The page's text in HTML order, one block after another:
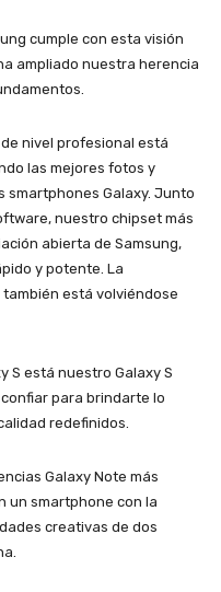
cumple con esta visión
ampliado nuestra herencia
nivel profesional está
las mejores fotos y
smartphones Galaxy. Junto
nuestro chipset más
abierta de Samsung,
y potente. La
está volviéndose
S está nuestro Galaxy S
para brindarte lo
redefinidos.
Galaxy Note más
un smartphone con la
creativas de dos